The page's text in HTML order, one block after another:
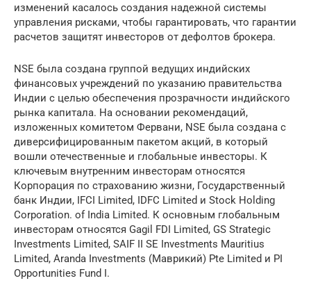
изменений касалось создания надежной системы
управления рисками, чтобы гарантировать, что гарантии
расчетов защитят инвесторов от дефолтов брокера.
NSE была создана группой ведущих индийских
финансовых учреждений по указанию правительства
Индии с целью обеспечения прозрачности индийского
рынка капитала. На основании рекомендаций,
изложенных комитетом Фервани, NSE была создана с
диверсифицированным пакетом акций, в который
вошли отечественные и глобальные инвесторы. К
ключевым внутренним инвесторам относятся
Корпорация по страхованию жизни, Государственный
банк Индии, IFCI Limited, IDFC Limited и Stock Holding
Corporation. of India Limited. К основным глобальным
инвесторам относятся Gagil FDI Limited, GS Strategic
Investments Limited, SAIF II SE Investments Mauritius
Limited, Aranda Investments (Маврикий) Pte Limited и PI
Opportunities Fund I.